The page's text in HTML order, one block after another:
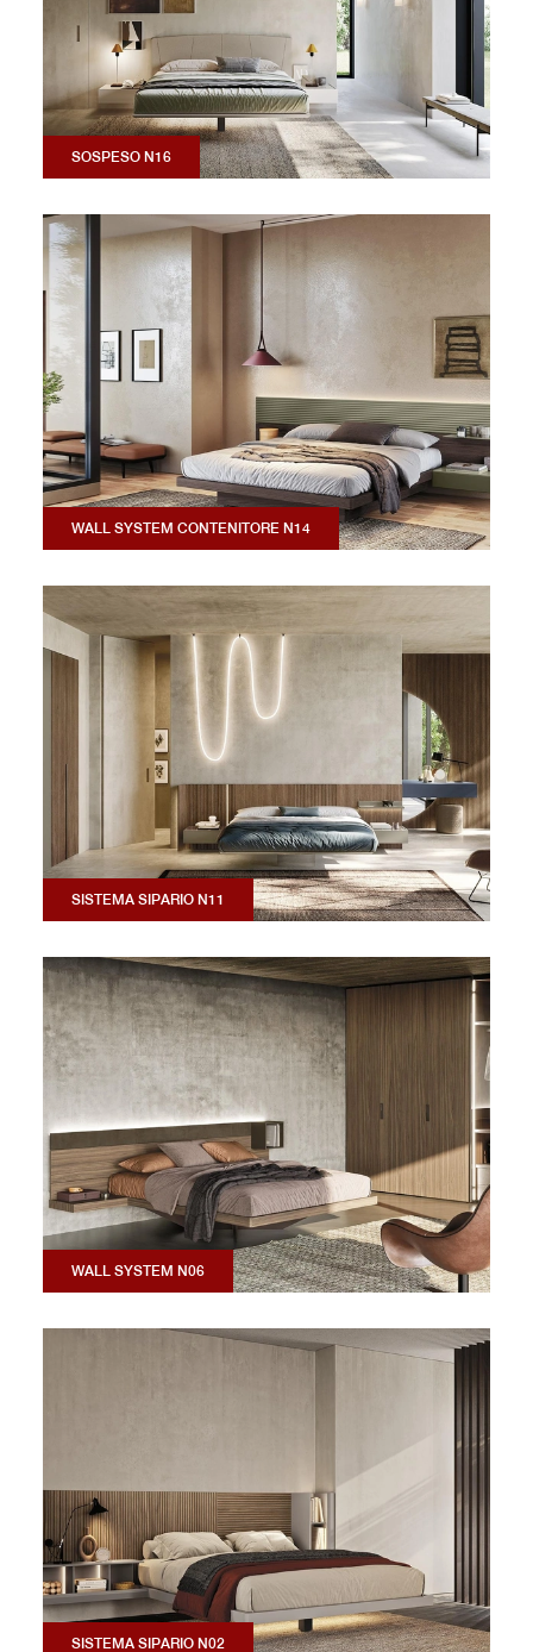
SOSPESO N16
WALL SYSTEM CONTENITORE N14
SISTEMA SIPARIO N11
WALL SYSTEM N06
SISTEMA SIPARIO N02